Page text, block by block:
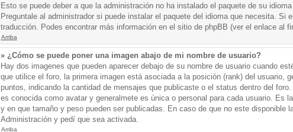
Esto se puede deber a que la administración no ha instalado el paquete de su
Preguntale al administrador si puede instalar el paquete del idioma que necesita. Si
traducción. Podes encontrar más información en el sitio de phpBB (ver el enlace al
Arriba
» ¿Cómo se puede poner una imagen abajo de mi nombre de usuario?
Hay dos imagenes que pueden aparecer debajo de su nombre de usuario cuando
que utilice el foro, la primera imagen está asociada a la posición (rank) del usuario,
puntos, indicando la cantidad de mensajes que publicaste o el status dentro del
es conocida como avatar y generalmete es única o personal para cada usuario. Es
y en que tamaño y peso pueden ser publicadas. En caso de que no este disponible
Administración y pedí que sea activada.
Arriba